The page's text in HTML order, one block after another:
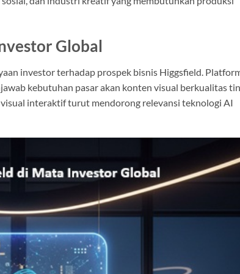
Global
investor terhadap prospek bisnis Higgsfield.
kebutuhan pasar akan konten visual berkualitas
interaktif turut mendorong relevansi teknologi AI